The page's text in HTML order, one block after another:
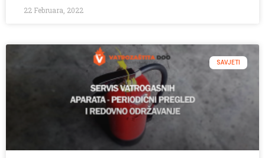
22 Februara, 2022
SAVJETI